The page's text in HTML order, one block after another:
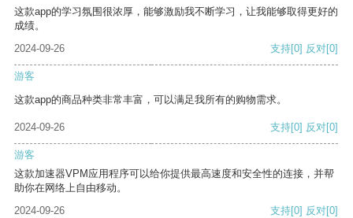
这款app的学习氛围很浓厚，能够激励我不断学习，让我能够取得更好的
成绩。
2024-09-26
支持[0] 反对[0]
游客
这款app的商品种类非常丰富，可以满足我所有的购物需求。
2024-09-26 支持[0] 反对[0]
游客
这款加速器VPM应用程序可以给你提供最高速度和安全性的连接，并帮
助你在网络上自由移动。
2024-09-26
支持[0] 反对[0]